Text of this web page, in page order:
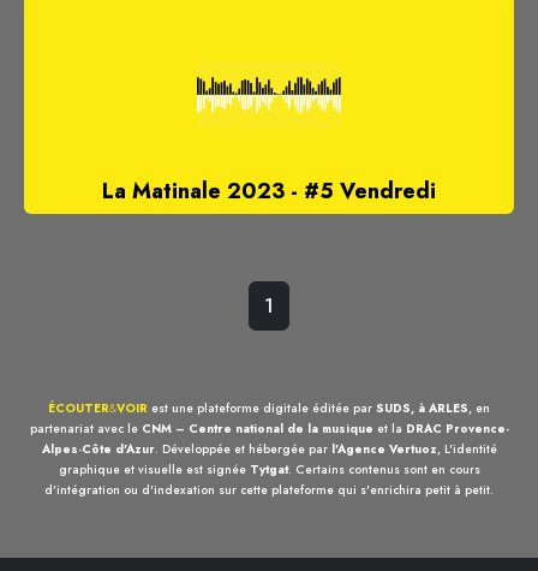
La Matinale 2023 - #5 Vendredi
1
ÉCOUTER&VOIR est une plateforme digitale éditée par SUDS, à ARLES, en
partenariat avec le CNM – Centre national de la musique et la DRAC Provence-
Alpes-Côte d'Azur. Développée et hébergée par l'Agence Vertuoz, L'identité
graphique et visuelle est signée Tytgat. Certains contenus sont en cours
d'intégration ou d'indexation sur cette plateforme qui s'enrichira petit à petit.